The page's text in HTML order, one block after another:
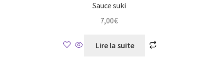
Sauce suki
7,00€
Lire la suite